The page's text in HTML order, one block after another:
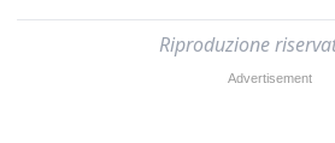
Riproduzione